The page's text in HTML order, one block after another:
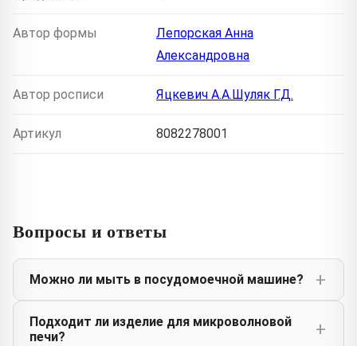
Автор формы
Лепорская Анна
Александровна
Автор росписи Яцкевич А.А.Шуляк Г.Д.
Артикул 8082278001
Вопросы и ответы
Можно ли мыть в посудомоечной машине?
Подходит ли изделие для микроволновой
печи?